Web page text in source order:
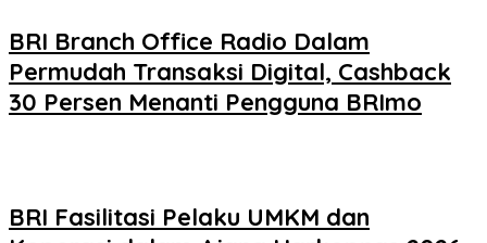
BRI Branch Office Radio Dalam
Permudah Transaksi Digital, Cashback
30 Persen Menanti Pengguna BRImo
BRI Fasilitasi Pelaku UMKM dan